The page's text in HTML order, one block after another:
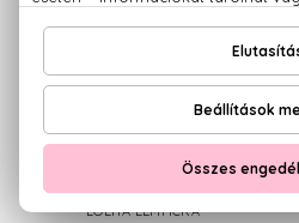
LOLITA LEMPICKA